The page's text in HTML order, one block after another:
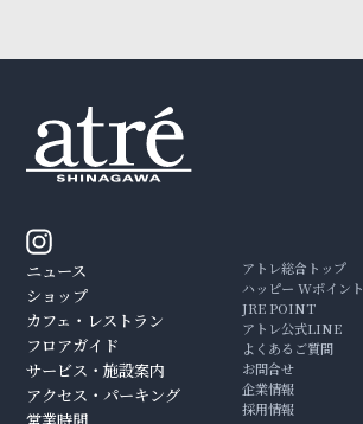
ニュース
ショップ
カフェ・レストラン
フロアガイド
サービス・施設案内
アクセス・パーキング
アトレ総合トップ
ハッピー Wポイント
JRE POINT
アトレ公式LINE
よくあるご質問
お問合せ
企業情報
採用情報